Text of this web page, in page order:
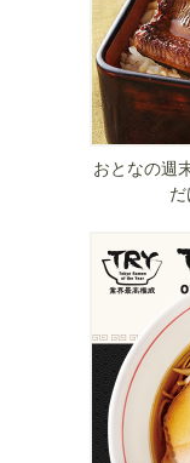
おとなの週